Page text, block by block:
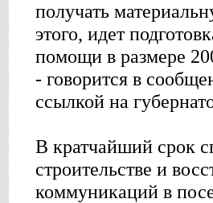
получать
этого, идет
помощи в размере
- говорится в
ссылкой на
В кратчайший срок
строительстве и
коммуникаций в